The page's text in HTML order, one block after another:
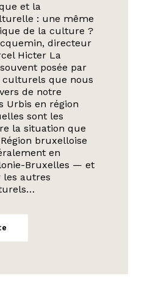
et la
: une même
de la culture ?
directeur
Hicter La
posée par
culturels que nous
de notre
Urbis en région
sont les
la situation que
bruxelloise
en
Bruxelles — et
les autres